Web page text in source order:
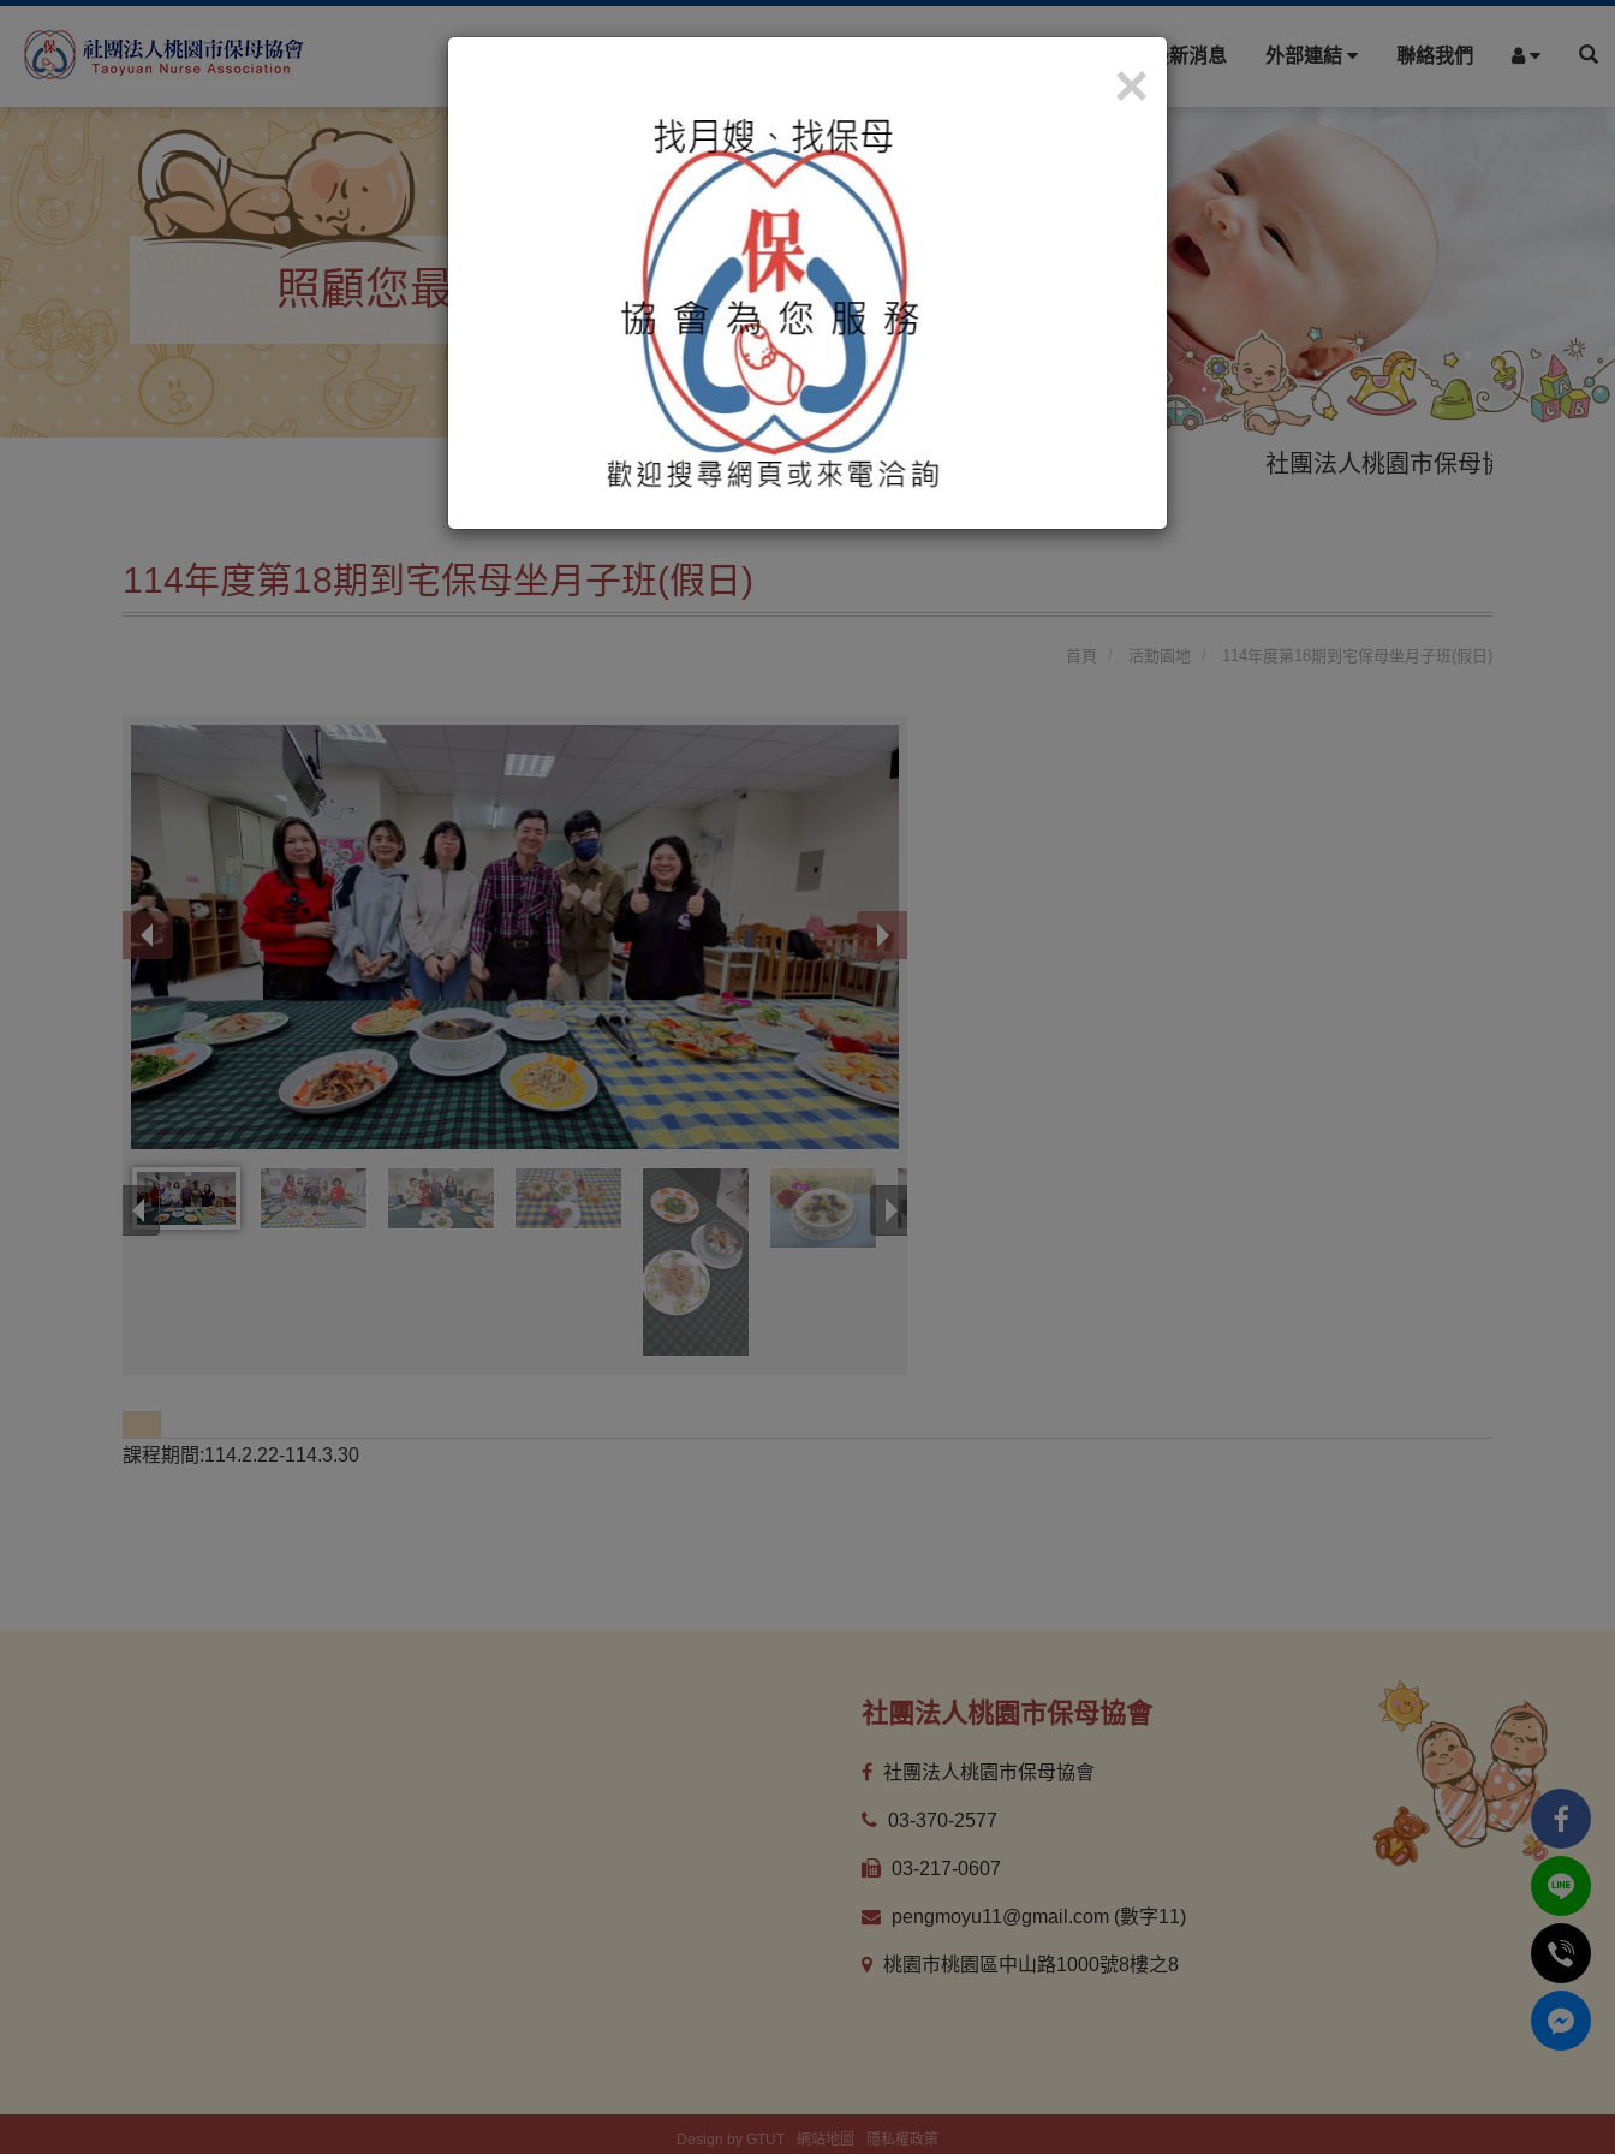
最新消息 外部連結 聯絡我們
照顧您最珍貴的寶藏
社團法人桃園市保母協會提供您最
114年度第18期到宅保母坐月子班(假日)
首頁 活動園地 114年度第18期到宅保母坐月子班(假日)
課程期間:114.2.22-114.3.30
社團法人桃園市保母協會
社團法人桃園市保母協會
03-370-2577
03-217-0607
pengmoyu11@gmail.com (數字11)
桃園市桃園區中山路1000號8樓之8
Design by GTUT 網站地圖 隱私權政策
×